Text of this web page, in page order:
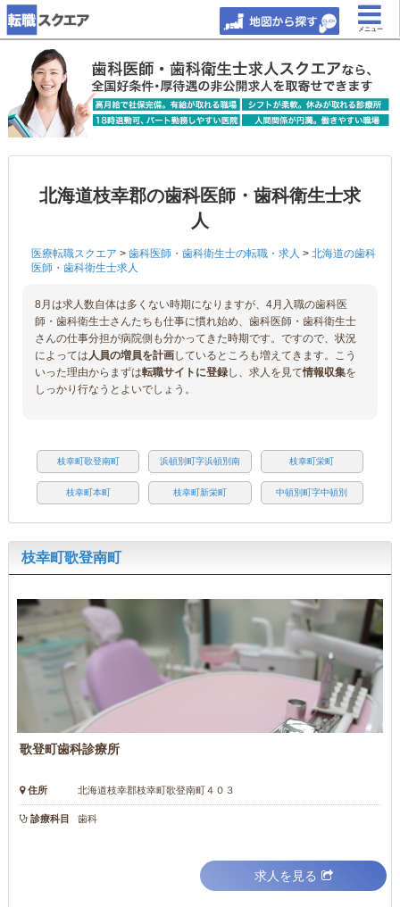
メニュー
北海道枝幸郡の歯科医師・歯科衛生士求
人
医療転職スクエア > 歯科医師・歯科衛生士の転職・求人 > 北海道の歯科
医師・歯科衛生士求人
8月は求人数自体は多くない時期になりますが、4月入職の歯科医
師・歯科衛生士さんたちも仕事に慣れ始め、歯科医師・歯科衛生士
さんの仕事分担が病院側も分かってきた時期です。ですので、状況
によっては人員の増員を計画しているところも増えてきます。こう
いった理由からまずは転職サイトに登録し、求人を見て情報収集を
しっかり行なうとよいでしょう。
枝幸町歌登南町 浜頓別町字浜頓別南 枝幸町栄町
枝幸町本町 枝幸町新栄町 中頓別町字中頓別
枝幸町歌登南町
歌登町歯科診療所
住所 北海道枝幸郡枝幸町歌登南町４０３
診療科目 歯科
求人を見る